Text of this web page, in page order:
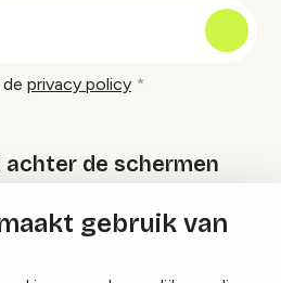
gebruik van
privacy policy
achter de schermen
Specials